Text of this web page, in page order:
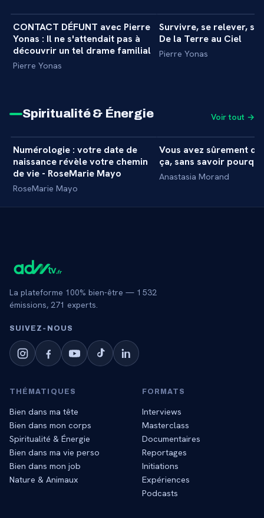
EXPÉRIENCE +
CONTACT DÉFUNT avec Pierre
Yonas : Il ne s'attendait pas à
découvrir un tel drame familial
Pierre Yonas
INTERVIEW
Survivre, se relever,
De la Terre au Ciel
Pierre Yonas
Spiritualité & Énergie Voir tout →
MASTERCLASS +
1 h 04 min
Numérologie : votre date de
naissance révèle votre chemin
de vie - RoseMarie Mayo
RoseMarie Mayo
MASTERCLASS
Vous avez sûrement
ça, sans savoir
Anastasia Morand
La plateforme 100% bien-être — 1 532
émissions, 271 experts.
SUIVEZ‑NOUS
THÉMATIQUES
Bien dans ma tête
Bien dans mon corps
Spiritualité & Énergie
Bien dans ma vie perso
Bien dans mon job
Nature & Animaux
FORMATS
Interviews
Masterclass
Documentaires
Reportages
Initiations
Expériences
Podcasts